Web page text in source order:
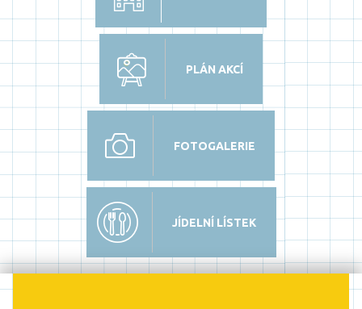
PLÁN AKCÍ
FOTOGALERIE
JÍDELNÍ LÍSTEK